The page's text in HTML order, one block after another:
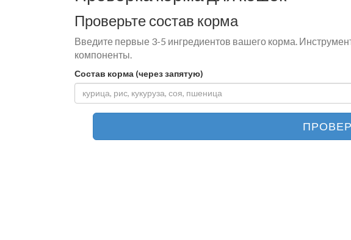
Проверьте состав корма
Введите первые 3-5 ингредиентов вашего корма.
компоненты.
Состав корма (через запятую)